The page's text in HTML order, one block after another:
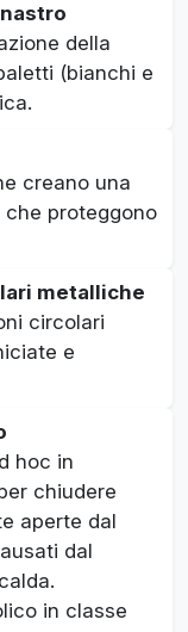
della
(bianchi e
creano una
proteggono
metalliche
circolari
e
hoc in
chiudere
aperte dal
dal
in classe